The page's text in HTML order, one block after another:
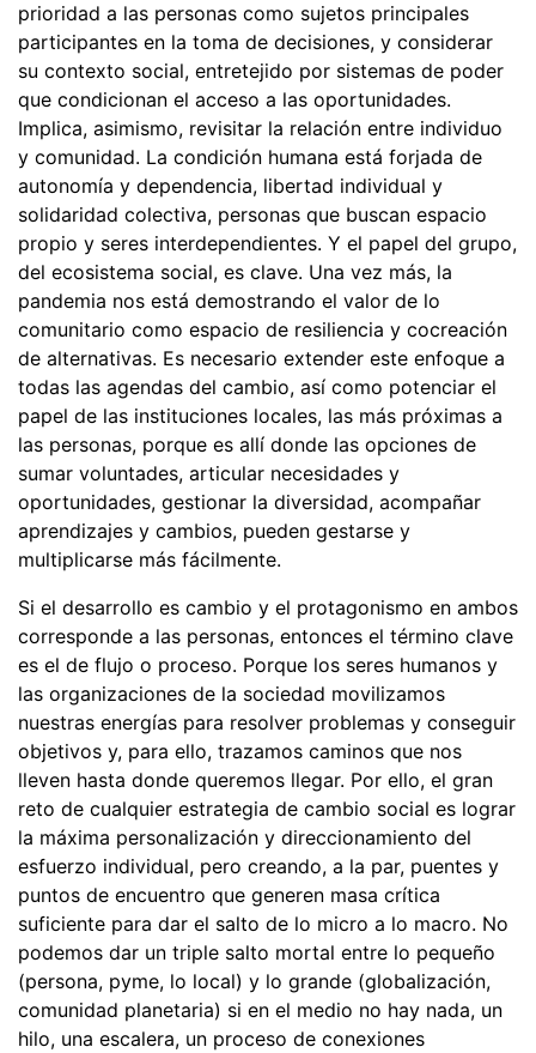
prioridad a las personas como sujetos principales
participantes en la toma de decisiones, y considerar
su contexto social, entretejido por sistemas de poder
que condicionan el acceso a las oportunidades.
Implica, asimismo, revisitar la relación entre individuo
y comunidad. La condición humana está forjada de
autonomía y dependencia, libertad individual y
solidaridad colectiva, personas que buscan espacio
propio y seres interdependientes. Y el papel del grupo,
del ecosistema social, es clave. Una vez más, la
pandemia nos está demostrando el valor de lo
comunitario como espacio de resiliencia y cocreación
de alternativas. Es necesario extender este enfoque a
todas las agendas del cambio, así como potenciar el
papel de las instituciones locales, las más próximas a
las personas, porque es allí donde las opciones de
sumar voluntades, articular necesidades y
oportunidades, gestionar la diversidad, acompañar
aprendizajes y cambios, pueden gestarse y
multiplicarse más fácilmente.
Si el desarrollo es cambio y el protagonismo en ambos
corresponde a las personas, entonces el término clave
es el de flujo o proceso. Porque los seres humanos y
las organizaciones de la sociedad movilizamos
nuestras energías para resolver problemas y conseguir
objetivos y, para ello, trazamos caminos que nos
lleven hasta donde queremos llegar. Por ello, el gran
reto de cualquier estrategia de cambio social es lograr
la máxima personalización y direccionamiento del
esfuerzo individual, pero creando, a la par, puentes y
puntos de encuentro que generen masa crítica
suficiente para dar el salto de lo micro a lo macro. No
podemos dar un triple salto mortal entre lo pequeño
(persona, pyme, lo local) y lo grande (globalización,
comunidad planetaria) si en el medio no hay nada, un
hilo, una escalera, un proceso de conexiones